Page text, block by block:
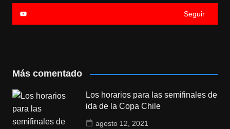
Seguir
Más comentado
Los horarios para las semifinales de
ida de la Copa Chile
agosto 12, 2021